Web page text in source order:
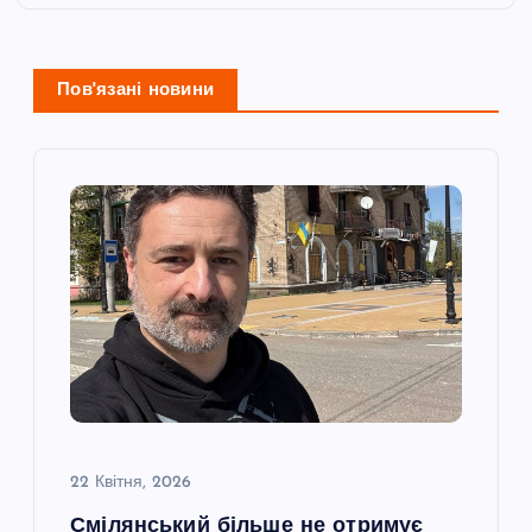
ц
Пов'язані новини
22 Квітня, 2026
Смілянський більше не отримує